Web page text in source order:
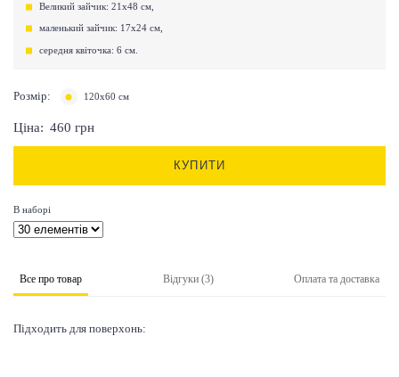
Великий зайчик: 21х48 см,
маленький зайчик: 17х24 см,
середня квіточка: 6 см.
Розмір: 120х60 см
Ціна: 460 грн
КУПИТИ
В наборі
Все про товар Відгуки (3) Оплата та доставка
Підходить для поверхонь: